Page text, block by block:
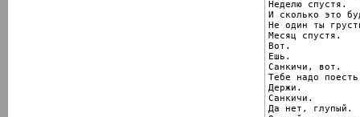
Неделю спустя.
И сколько это
Не один ты
Месяц спустя.
Вот.
Ешь.
Санкичи, вот.
Тебе надо
Держи.
Санкичи.
Да нет, глупый.